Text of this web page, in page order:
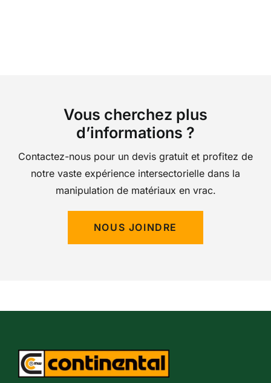
Vous cherchez plus
d’informations ?
Contactez-nous pour un devis gratuit et profitez de
notre vaste expérience intersectorielle dans la
manipulation de matériaux en vrac.
NOUS JOINDRE